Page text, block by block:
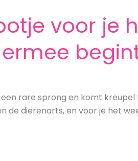
voor je
rare sprong en komt kreupel
de dierenarts, en voor je het